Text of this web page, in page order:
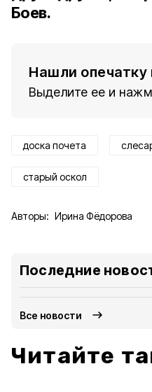
Боев.
Нашли опечатку
Выделите ее и
доска почета
старый оскол
Авторы: Ирина Фёдорова
Последние
Все новости
Читайте